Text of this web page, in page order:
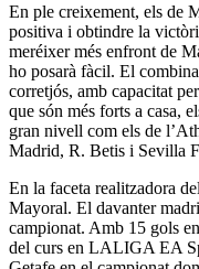
En ple creixement, els de
positiva i obtindre la
meréixer més enfront de
ho posarà fàcil. El
corretjós, amb capacitat
que són més forts a casa,
gran nivell com els de
Madrid, R. Betis i Sevilla
En la faceta realitzadora
Mayoral. El davanter
campionat. Amb 15 gols
del curs en LALIGA EA